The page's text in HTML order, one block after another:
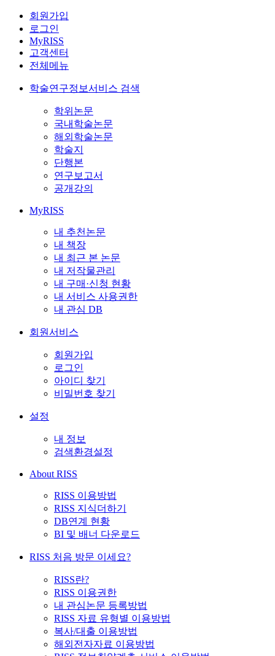
회원가입
로그인
MyRISS
고객센터
전체메뉴
학술연구정보서비스 검색
학위논문
국내학술논문
해외학술논문
학술지
단행본
연구보고서
공개강의
MyRISS
내 추천논문
내 책장
내 최근 본 논문
내 저작물관리
내 구매·신청 현황
내 서비스 사용권한
내 관심 DB
회원서비스
회원가입
로그인
아이디 찾기
비밀번호 찾기
설정
내 정보
검색환경설정
About RISS
RISS 이용방법
RISS 지식더하기
DB연계 현황
BI 및 배너 다운로드
RISS 처음 방문 이세요?
RISS란?
RISS 이용권한
내 관심논문 등록방법
RISS 자료 유형별 이용방법
복사/대출 이용방법
해외전자자료 이용방법